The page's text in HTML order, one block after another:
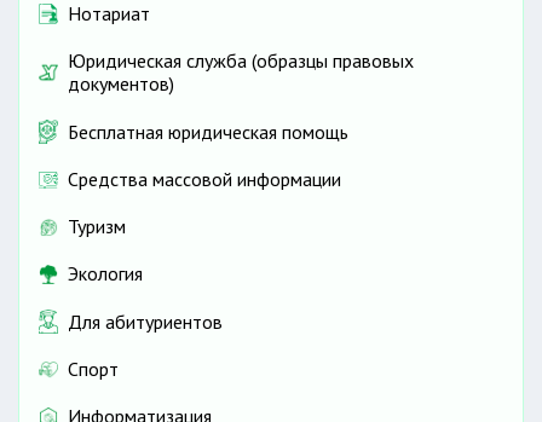
Нотариат
Юридическая служба (образцы правовых
документов)
Бесплатная юридическая помощь
Средства массовой информации
Туризм
Экология
Для абитуриентов
Спорт
Информатизация